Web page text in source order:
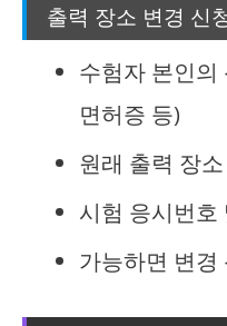
출력 장소 변경 신
수험자 본인의
면허증 등)
원래 출력 장
시험 응시번호
가능하면 변경